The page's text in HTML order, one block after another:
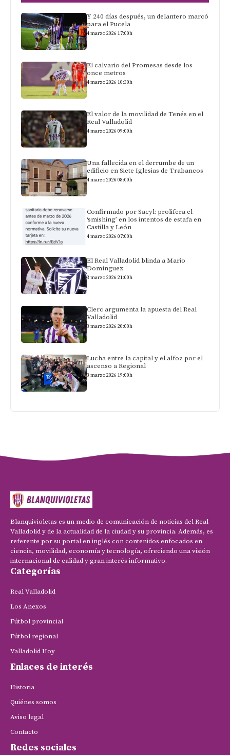
Y 240 días después, un delantero marcó
para el Pucela
4 marzo 2026 17:00h
El calvario del Promesas desde los
once metros
4 marzo 2026 10:30h
El valor de la movilidad de Tenés en el
Real Valladolid
4 marzo 2026 09:00h
Una fallecida en el derrumbe de un
edificio en Siete Iglesias de Trabancos
4 marzo 2026 08:00h
Confirmado por Sacyl: prolifera el
‘smishing’ en los intentos de estafa en
Castilla y León
4 marzo 2026 07:00h
El Real Valladolid blinda a Mario
Domínguez
3 marzo 2026 21:00h
Clerc argumenta la apuesta del Real
Valladolid
3 marzo 2026 20:00h
Lucha entre la capital y el alfoz por el
ascenso a Regional
3 marzo 2026 19:00h
Blanquivioletas es un medio de comunicación de noticias del Real
Valladolid y de la actualidad de la ciudad y su provincia. Además, es
referente por su portal en inglés con contenidos enfocados en
ciencia, movilidad, economía y tecnología, ofreciendo una visión
internacional de calidad y gran interés informativo.
Categorías
Real Valladolid
Los Anexos
Fútbol provincial
Fútbol regional
Valladolid Hoy
Enlaces de interés
Historia
Quiénes somos
Aviso legal
Contacto
Redes sociales